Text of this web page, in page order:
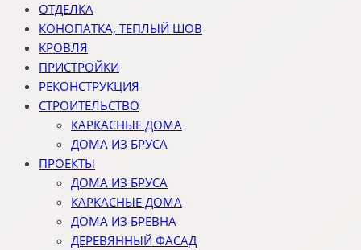
ОТДЕЛКА
КОНОПАТКА, ТЕПЛЫЙ ШОВ
КРОВЛЯ
ПРИСТРОЙКИ
РЕКОНСТРУКЦИЯ
СТРОИТЕЛЬСТВО
КАРКАСНЫЕ ДОМА
ДОМА ИЗ БРУСА
ПРОЕКТЫ
ДОМА ИЗ БРУСА
КАРКАСНЫЕ ДОМА
ДОМА ИЗ БРЕВНА
ДЕРЕВЯННЫЙ ФАСАД